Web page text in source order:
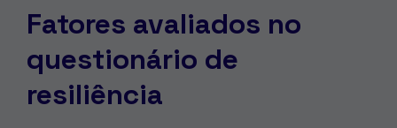
Fatores avaliados no
questionário de
resiliência